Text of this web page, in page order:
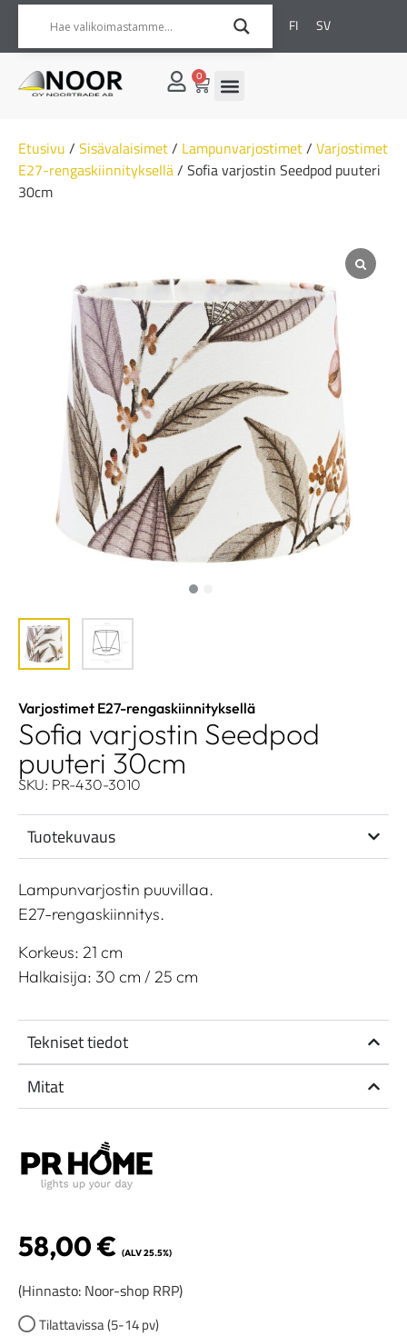
FI SV
0
Etusivu / Sisävalaisimet/ Lampunvarjostimet/ Varjostimet
E27-rengaskiinnityksellä/ Sofia varjostin Seedpod puuteri
30cm
Varjostimet E27-rengaskiinnityksellä
Sofia varjostin Seedpod
puuteri 30cm
SKU: PR-430-3010
Tuotekuvaus
Lampunvarjostin puuvillaa.
E27-rengaskiinnitys.
Korkeus: 21 cm
Halkaisija: 30 cm / 25 cm
Tekniset tiedot
Mitat
58,00€ (ALV 25.5%)
(Hinnasto: Noor-shop RRP)
Tilattavissa (5-14 pv)